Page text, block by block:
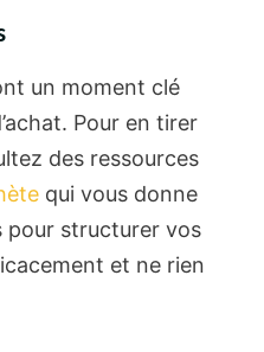
un moment clé
Pour en tirer
des ressources
qui vous donne
pour structurer vos
et ne rien